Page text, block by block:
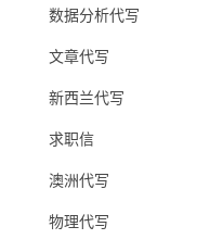
数据分析代写
文章代写
新西兰代写
求职信
澳洲代写
物理代写